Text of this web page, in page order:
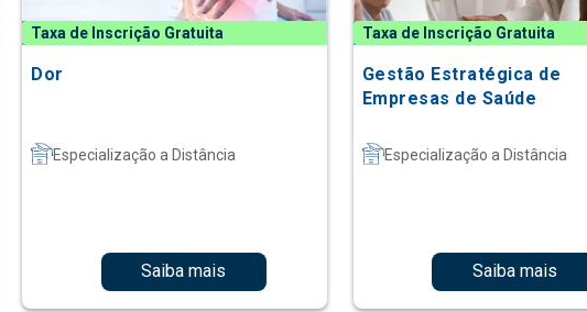
Taxa de Inscrição Gratuita
Dor
Especialização a Distância
Saiba mais
Taxa de Inscrição Gratuita
Gestão Estratégica de
Empresas de Saúde
Especialização a Distância
Saiba mais